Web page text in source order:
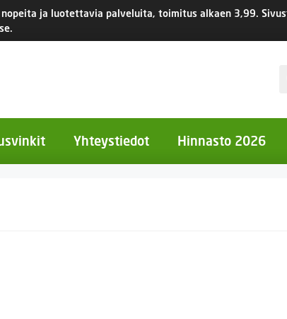
ja luotettavia palveluita, toimitus alkaen 3,99.
Yhteystiedot Hinnasto 2026